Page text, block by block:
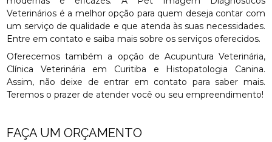
Veterinários é a melhor opção para quem deseja contar com
um serviço de qualidade e que atenda às suas necessidades.
Entre em contato e saiba mais sobre os serviços oferecidos.
Oferecemos também a opção de Acupuntura Veterinária,
Clínica Veterinária em Curitiba e Histopatologia Canina.
Assim, não deixe de entrar em contato para saber mais.
Teremos o prazer de atender você ou seu empreendimento!
FAÇA UM ORÇAMENTO